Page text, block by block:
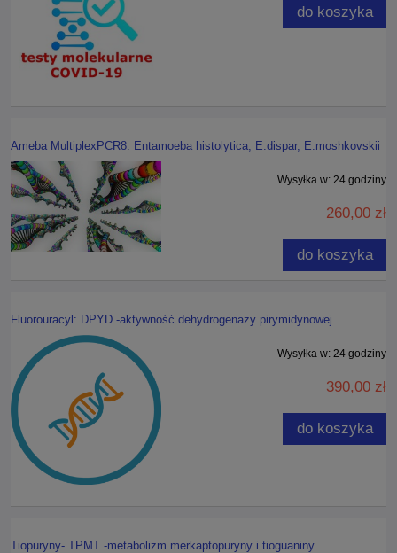
do koszyka
Ameba MultiplexPCR8: Entamoeba histolytica, E.dispar, E.moshkovskii
Wysyłka w: 24 godziny
260,00 zł
do koszyka
Fluorouracyl: DPYD -aktywność dehydrogenazy pirymidynowej
Wysyłka w: 24 godziny
390,00 zł
do koszyka
Tiopuryny- TPMT -metabolizm merkaptopuryny i tioguaniny